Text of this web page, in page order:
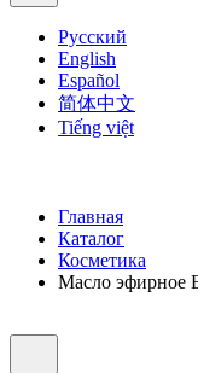
Русский
English
Español
简体中文
Tiếng việt
Главная
Каталог
Косметика
Масло эфирное